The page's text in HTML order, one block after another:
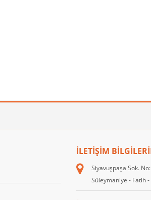
İLETIŞIM
Siyavuşpaşa Sok.
Süleymaniye - Fatih -